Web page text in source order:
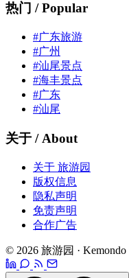
热门 / Popular
#广东旅游
#广州
#汕尾景点
#海丰景点
#广东
#汕尾
关于 / About
关于 旅游园
版权信息
隐私声明
免责声明
合作广告
© 2026 旅游园 · Kemondo